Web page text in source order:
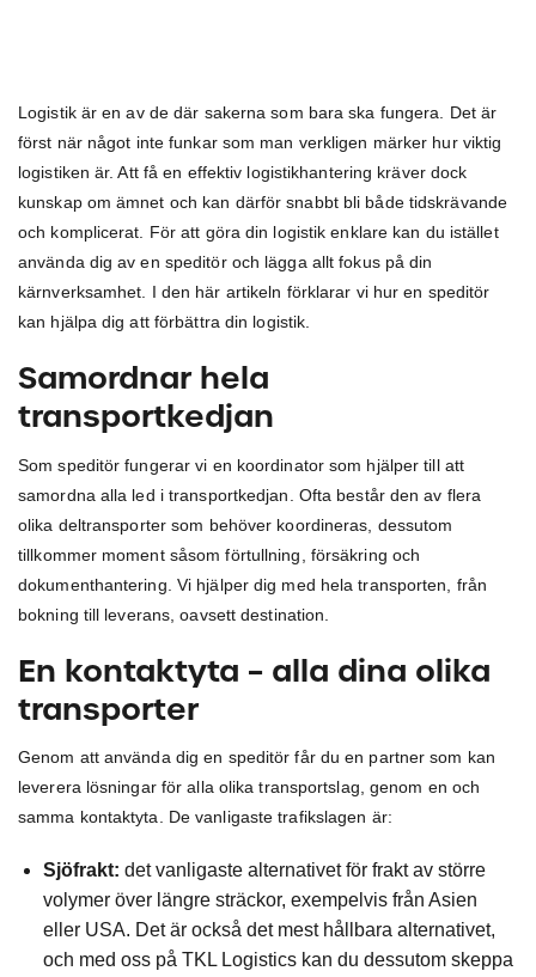
Logistik är en av de där sakerna som bara ska fungera. Det är
först när något inte funkar som man verkligen märker hur viktig
logistiken är. Att få en effektiv logistikhantering kräver dock
kunskap om ämnet och kan därför snabbt bli både tidskrävande
och komplicerat. För att göra din logistik enklare kan du istället
använda dig av en speditör och lägga allt fokus på din
kärnverksamhet. I den här artikeln förklarar vi hur en speditör
kan hjälpa dig att förbättra din logistik.
Samordnar hela
transportkedjan
Som speditör fungerar vi en koordinator som hjälper till att
samordna alla led i transportkedjan. Ofta består den av flera
olika deltransporter som behöver koordineras, dessutom
tillkommer moment såsom förtullning, försäkring och
dokumenthantering. Vi hjälper dig med hela transporten, från
bokning till leverans, oavsett destination.
En kontaktyta – alla dina olika
transporter
Genom att använda dig en speditör får du en partner som kan
leverera lösningar för alla olika transportslag, genom en och
samma kontaktyta. De vanligaste trafikslagen är:
Sjöfrakt: det vanligaste alternativet för frakt av större
volymer över längre sträckor, exempelvis från Asien
eller USA. Det är också det mest hållbara alternativet,
och med oss på TKL Logistics kan du dessutom skeppa